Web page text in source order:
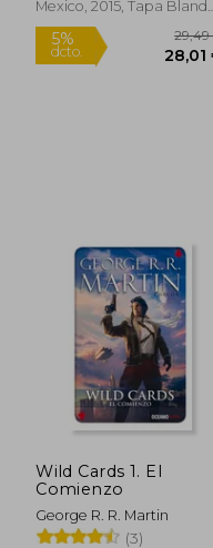
Mexico, 2015, Tapa Blanda,
Nuevo
Wild Cards 1. El
Comienzo
George R. R. Martin
(3)